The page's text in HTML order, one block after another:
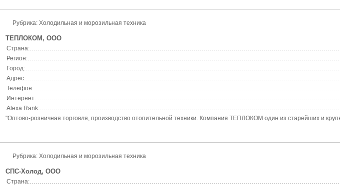
Рубрика: Холодильная и морозильная техника
ТЕПЛОКОМ, ООО
Страна:
Регион:
Город:
Адрес:
Телефон:
Интернет:
Alexa Rank:
"Оптово-розничная торговля, производство отопительной техники. Компания ТЕПЛОКОМ один из старейших и
Рубрика: Холодильная и морозильная техника
СПС-Холод, ООО
Страна: